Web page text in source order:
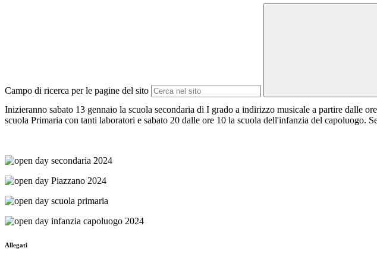
Campo di ricerca per le pagine del sito
Inizieranno sabato 13 gennaio la scuola secondaria di I grado a indirizzo musicale a partire dalle
scuola Primaria con tanti laboratori e sabato 20 dalle ore 10 la scuola dell'infanzia del capoluogo.
Allegati